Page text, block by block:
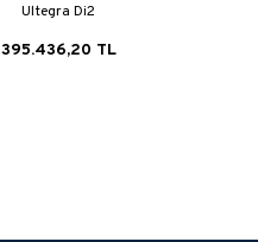
Ultegra Di2
395.436,20 TL